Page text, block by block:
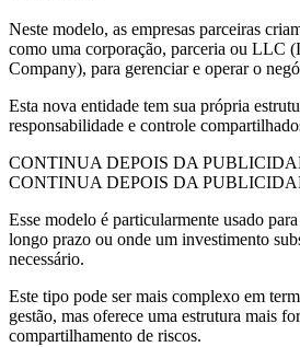
Neste modelo, as empresas parceiras
como uma corporação, parceria ou LLC
Company), para gerenciar e operar o
Esta nova entidade tem sua própria
responsabilidade e controle
CONTINUA DEPOIS DA
CONTINUA DEPOIS DA
Esse modelo é particularmente usado
longo prazo ou onde um investimento
necessário.
Este tipo pode ser mais complexo em
gestão, mas oferece uma estrutura mais
compartilhamento de riscos.